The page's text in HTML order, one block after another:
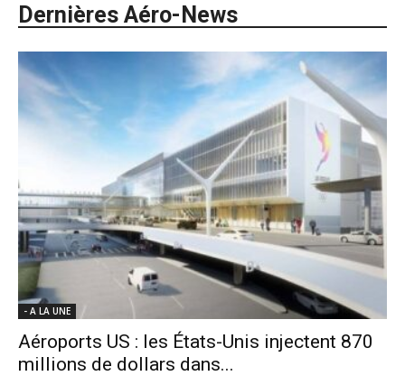
Dernières Aéro-News
- A LA UNE
Aéroports US : les États-Unis injectent 870
millions de dollars dans...